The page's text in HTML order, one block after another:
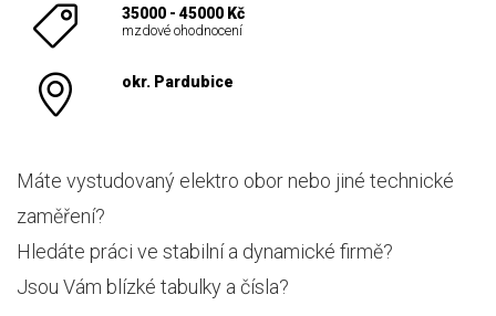
35000 - 45000 Kč
mzdové ohodnocení
okr. Pardubice
Máte vystudovaný elektro obor nebo jiné technické
zaměření?
Hledáte práci ve stabilní a dynamické firmě?
Jsou Vám blízké tabulky a čísla?